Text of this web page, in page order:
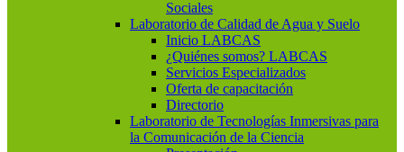
Sociales
Laboratorio de Calidad de Agua y Suelo
Inicio LABCAS
¿Quiénes somos? LABCAS
Servicios Especializados
Oferta de capacitación
Directorio
Laboratorio de Tecnologías Inmersivas para
la Comunicación de la Ciencia